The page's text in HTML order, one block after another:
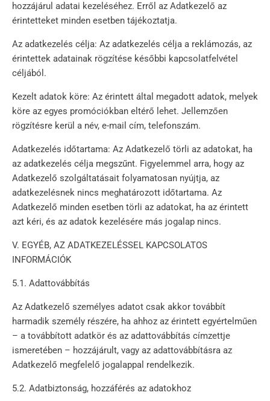
hozzájárul adatai kezeléséhez. Erről az Adatkezelő az
érintetteket minden esetben tájékoztatja.
Az adatkezelés célja: Az adatkezelés célja a reklámozás, az
érintettek adatainak rögzítése későbbi kapcsolatfelvétel
céljából.
Kezelt adatok köre: Az érintett által megadott adatok, melyek
köre az egyes promóciókban eltérő lehet. Jellemzően
rögzítésre kerül a név, e-mail cím, telefonszám.
Adatkezelés időtartama: Az Adatkezelő törli az adatokat, ha
az adatkezelés célja megszűnt. Figyelemmel arra, hogy az
Adatkezelő szolgáltatásait folyamatosan nyújtja, az
adatkezelésnek nincs meghatározott időtartama. Az
Adatkezelő minden esetben törli az adatokat, ha az érintett
azt kéri, és az adatok kezelésére más jogalap nincs.
V. EGYÉB, AZ ADATKEZELÉSSEL KAPCSOLATOS
INFORMÁCIÓK
5.1. Adattovábbítás
Az Adatkezelő személyes adatot csak akkor továbbít
harmadik személy részére, ha ahhoz az érintett egyértelműen
– a továbbított adatkör és az adattovábbítás címzettje
ismeretében – hozzájárult, vagy az adattovábbításra az
Adatkezelő megfelelő jogalappal rendelkezik.
5.2. Adatbiztonság, hozzáférés az adatokhoz